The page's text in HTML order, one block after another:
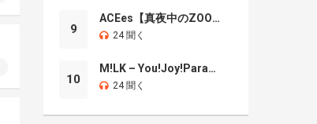
9
ACEes【真夜中のZOO】
24 聞く
10
M!LK – You!Joy!Parade!
24 聞く